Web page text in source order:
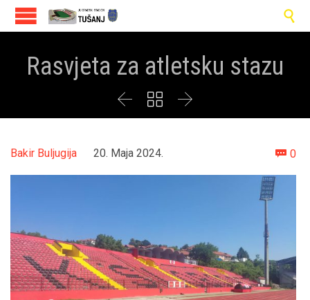

Rasvjeta za atletsku stazu
  
Bakir Buljugija 20. Maja 2024.  0